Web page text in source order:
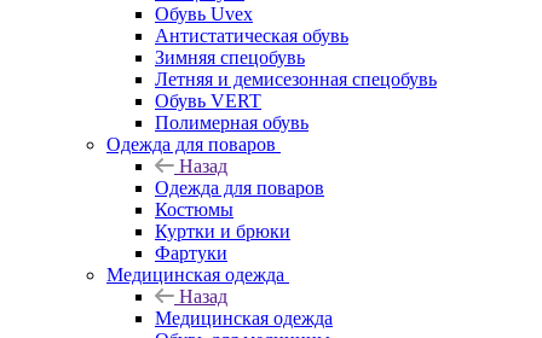
Обувь Uvex
Антистатическая обувь
Зимняя спецобувь
Летняя и демисезонная спецобувь
Обувь VERT
Полимерная обувь
Одежда для поваров
Назад
Одежда для поваров
Костюмы
Куртки и брюки
Фартуки
Медицинская одежда
Назад
Медицинская одежда